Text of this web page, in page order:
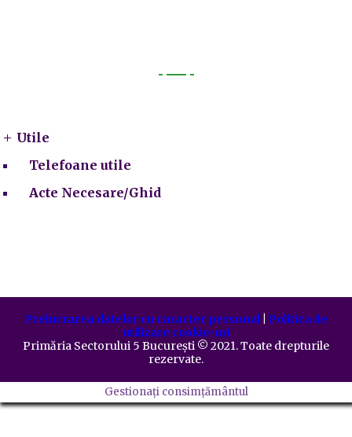
Utile
Telefoane utile
Acte Necesare/Ghid
Prelucrarea datelor cu caracter personal| Politica de
utilizare cookie-uri
Primăria Sectorului 5 București ©️ 2021. Toate drepturile
rezervate.
Gestionați consimțământul